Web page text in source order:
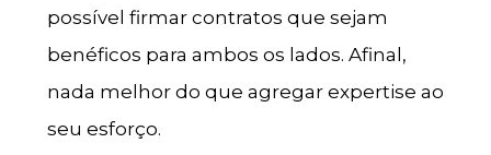
possível firmar contratos que sejam
benéficos para ambos os lados. Afinal,
nada melhor do que agregar expertise ao
seu esforço.